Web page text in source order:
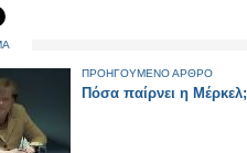
ΠΡΟΗΓΟΥΜΕΝΟ ΑΡΘΡΟ
Πόσα παίρνει η Μέρκελ;